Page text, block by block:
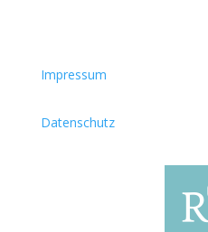
Impressum
Datenschutz